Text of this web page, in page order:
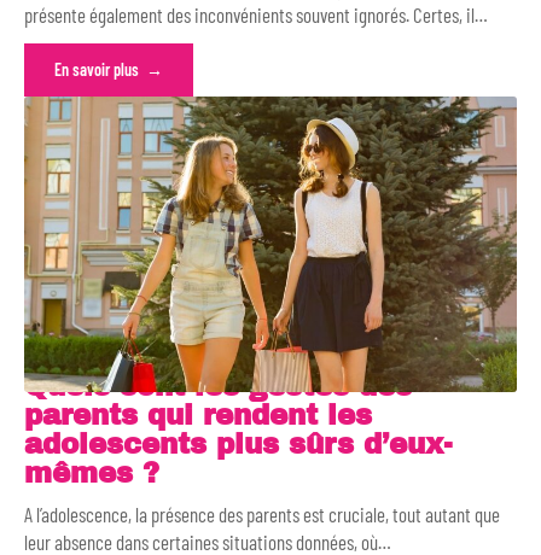
présente également des inconvénients souvent ignorés. Certes, il…
En savoir plus
Quels sont les gestes des
parents qui rendent les
adolescents plus sûrs d’eux-
mêmes ?
A l’adolescence, la présence des parents est cruciale, tout autant que
leur absence dans certaines situations données, où…